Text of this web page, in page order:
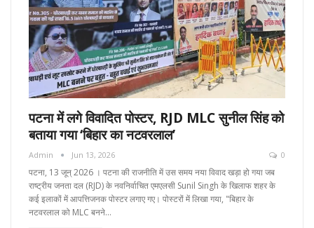
पटना में लगे विवादित पोस्टर, RJD MLC सुनील सिंह को
बताया गया ‘बिहार का नटवरलाल’
Admin Jun 13, 2026 0
पटना, 13 जून्‌ 2026 । पटना की राजनीति में उस समय नया विवाद खड़ा हो गया जब
राष्ट्रीय जनता दल (RJD) के नवनिर्वाचित एमएलसी Sunil Singh के खिलाफ शहर के
कई इलाकों में आपत्तिजनक पोस्टर लगाए गए। पोस्टरों में लिखा गया, "बिहार के
नटवरलाल को MLC बनने…